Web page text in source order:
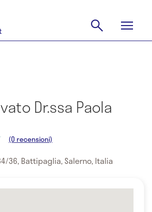
Dr.ssa Paola
(0 recensioni)
36, Battipaglia, Salerno, Italia